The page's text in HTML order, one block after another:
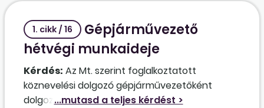
1. cikk / 16
Gépjárművezető
hétvégi munkaideje
Kérdés: Az Mt. szerint foglalkoztatott
köznevelési dolgozó gépjárművezetőként
dolgozik (két műszakban, 5/2-ben). Rendes